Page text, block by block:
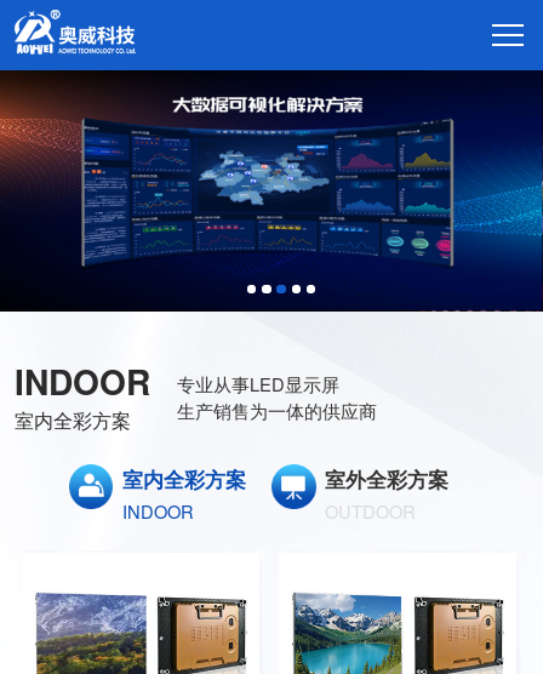
INDOOR
室内全彩方案
专业从事LED显示屏
生产销售为一体的供应商
室内全彩方案
INDOOR
室外全彩方案
OUTDOOR